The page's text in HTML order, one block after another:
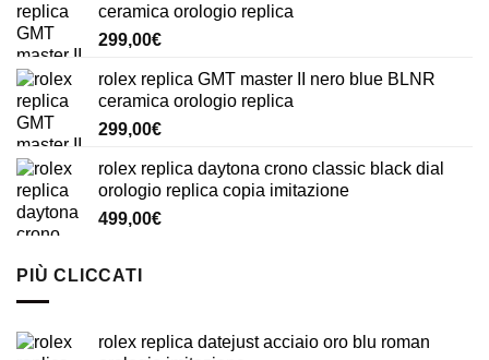
ceramica orologio replica
299,00€
rolex replica GMT master II nero blue BLNR
ceramica orologio replica
299,00€
rolex replica daytona crono classic black dial
orologio replica copia imitazione
499,00€
PIÙ CLICCATI
rolex replica datejust acciaio oro blu roman